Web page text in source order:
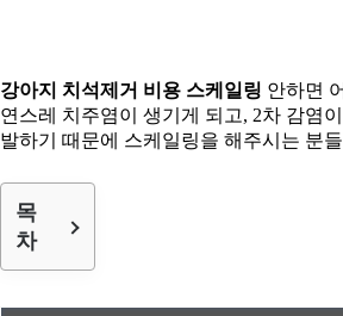
강아지 치석제거 비용 스케일링 안하면
연스레 치주염이 생기게 되고, 2차 감염
발하기 때문에 스케일링을 해주시는 분
목
차